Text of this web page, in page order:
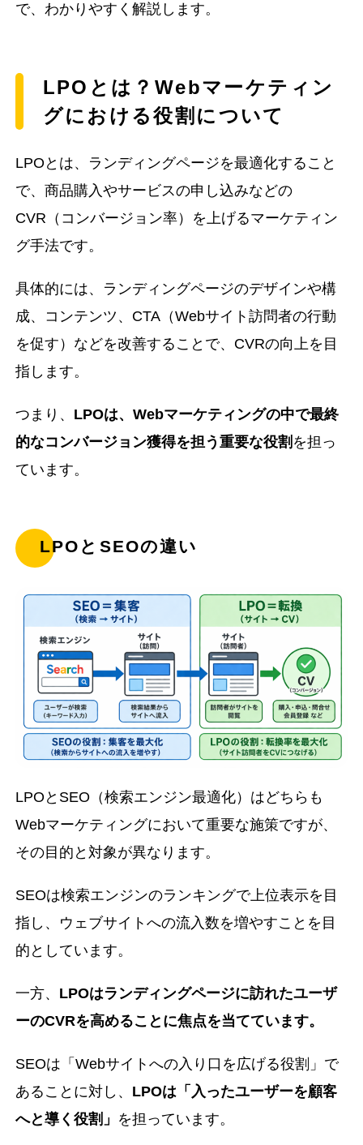
で、わかりやすく解説します。
LPOとは？Webマーケティン
グにおける役割について
LPOとは、ランディングページを最適化すること
で、商品購入やサービスの申し込みなどの
CVR（コンバージョン率）を上げるマーケティン
グ手法です。
具体的には、ランディングページのデザインや構
成、コンテンツ、CTA（Webサイト訪問者の行動
を促す）などを改善することで、CVRの向上を目
指します。
つまり、 LPOは、Webマーケティングの中で最終
的なコンバージョン獲得を担う重要な役割 を担っ
ています。
LPOとSEOの違い
LPOとSEO（検索エンジン最適化）はどちらも
Webマーケティングにおいて重要な施策ですが、
その目的と対象が異なります。
SEOは検索エンジンのランキングで上位表示を目
指し、ウェブサイトへの流入数を増やすことを目
的としています。
一方、 LPOはランディングページに訪れたユーザ
ーのCVRを高めることに焦点を当てています。
SEOは「Webサイトへの入り口を広げる役割」で
あることに対し、 LPOは「入ったユーザーを顧客
へと導く役割」 を担っています。